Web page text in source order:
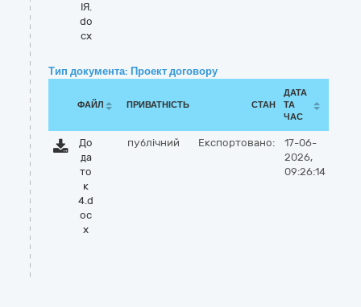
ІЯ.
do
cx
Тип документа: Проект договору
ФАЙЛ ПРИВАТНІСТЬ СТАН
ДАТА
ТА
ЧАС
До
да
то
к
4.d
oc
x
публічний Експортовано:
17-06-
2026,
09:26:14